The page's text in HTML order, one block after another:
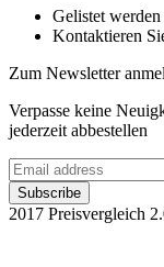
Gelistet werden
Kontaktieren
Zum Newsletter
Verpasse keine
jederzeit abbestellen
2017 Preisvergleich